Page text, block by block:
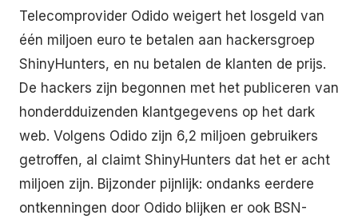
Telecomprovider Odido weigert het losgeld van
één miljoen euro te betalen aan hackersgroep
ShinyHunters, en nu betalen de klanten de prijs.
De hackers zijn begonnen met het publiceren van
honderdduizenden klantgegevens op het dark
web. Volgens Odido zijn 6,2 miljoen gebruikers
getroffen, al claimt ShinyHunters dat het er acht
miljoen zijn. Bijzonder pijnlijk: ondanks eerdere
ontkenningen door Odido blijken er ook BSN-